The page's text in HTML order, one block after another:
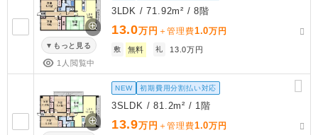
もっと見る
1人閲覧中
3LDK / 71.92m² / 8階
13.0万円 ＋管理費1.0万円
敷 無料 礼 13.0万円
NEW 初期費用分割払い対応
3SLDK / 81.2m² / 1階
13.9万円 ＋管理費1.0万円